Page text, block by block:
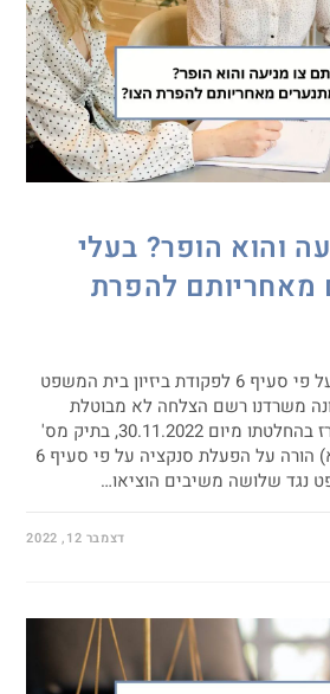
והוא הופר? בעלי
מאחריותם להפרת
בקשה לאכיפת קיום צו על פי סעיף 6 לפקודת ביזיון בית המשפט
משרדנו רשם הצלחה לא מבוטלת
כאשר כבוד השופט נבון רז בהחלטתו מיום 30.11.2022, בתיק מס'
28849-09-21 (שלום ת"א) הורה על הפעלת סנקציה על פי סעיף 6
נגד שלושה משיבים הוציאו…
דצמבר 12, 2022